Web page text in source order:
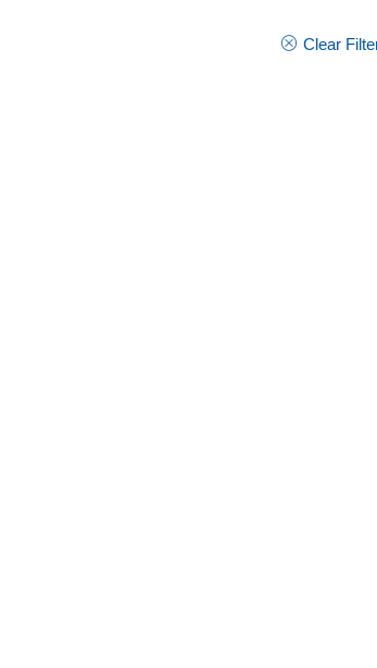
Clear